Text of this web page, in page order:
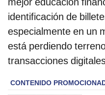
identificación de
especialmente en un
está perdiendo
transacciones